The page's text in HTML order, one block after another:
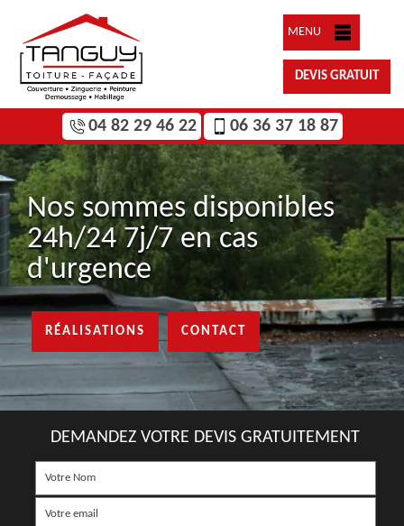
MENU
DEVIS GRATUIT
04 82 29 46 22 06 36 37 18 87
Nos sommes disponibles
24h/24 7j/7 en cas
d'urgence
RÉALISATIONS CONTACT
DEMANDEZ VOTRE DEVIS GRATUITEMENT